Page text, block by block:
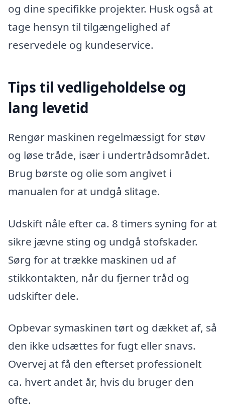
og dine specifikke projekter. Husk også at
tage hensyn til tilgængelighed af
reservedele og kundeservice.
Tips til vedligeholdelse og
lang levetid
Rengør maskinen regelmæssigt for støv
og løse tråde, især i undertrådsområdet.
Brug børste og olie som angivet i
manualen for at undgå slitage.
Udskift nåle efter ca. 8 timers syning for at
sikre jævne sting og undgå stofskader.
Sørg for at trække maskinen ud af
stikkontakten, når du fjerner tråd og
udskifter dele.
Opbevar symaskinen tørt og dækket af, så
den ikke udsættes for fugt eller snavs.
Overvej at få den efterset professionelt
ca. hvert andet år, hvis du bruger den
ofte.